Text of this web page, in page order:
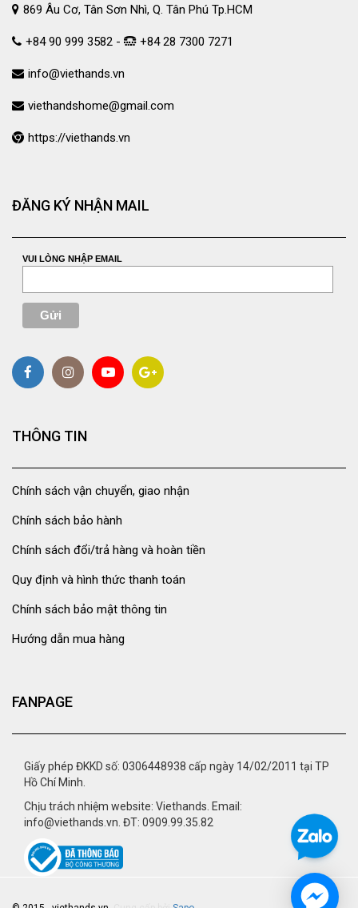
869 Âu Cơ, Tân Sơn Nhì, Q. Tân Phú Tp.HCM
+84 90 999 3582 - +84 28 7300 7271
info@viethands.vn
viethandshome@gmail.com
https://viethands.vn
ĐĂNG KÝ NHẬN MAIL
VUI LÒNG NHẬP EMAIL
THÔNG TIN
Chính sách vận chuyển, giao nhận
Chính sách bảo hành
Chính sách đổi/trả hàng và hoàn tiền
Quy định và hình thức thanh toán
Chính sách bảo mật thông tin
Hướng dẫn mua hàng
FANPAGE
Giấy phép ĐKKD số: 0306448938 cấp ngày 14/02/2011 tại TP
Hồ Chí Minh.
Chịu trách nhiệm website: Viethands. Email:
info@viethands.vn. ĐT: 0909.99.35.82